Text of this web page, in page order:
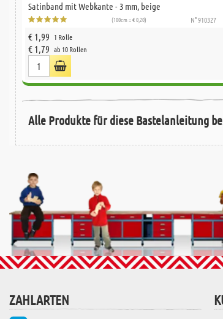
Satinband mit Webkante - 3 mm, beige
(100cm = € 0,20) N° 910327
€ 1,99 1 Rolle
€ 1,79 ab 10 Rollen
Alle Produkte für diese Bastelanleitung
ZAHLARTEN